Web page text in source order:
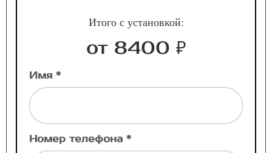
Итого с установкой:
от 8400 ₽
Имя *
Номер телефона *